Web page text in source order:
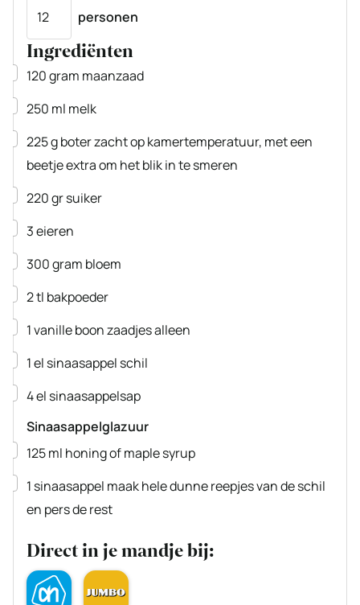
personen
Ingrediënten
▢
120gram maanzaad
▢
250 ml melk
▢
225gboterzacht op kamertemperatuur, met een
beetje extra om het blik in te smeren
▢
220grsuiker
▢
3eieren
▢
300gram bloem
▢
2tl bakpoeder
▢
1vanille boonzaadjes alleen
▢
1el sinaasappel schil
▢
4el sinaasappelsap
Sinaasappelglazuur
▢
125ml honing of maple syrup
▢
1 sinaasappel maak hele dunne reepjes van de schil
en pers de rest
Direct in je mandje bij: